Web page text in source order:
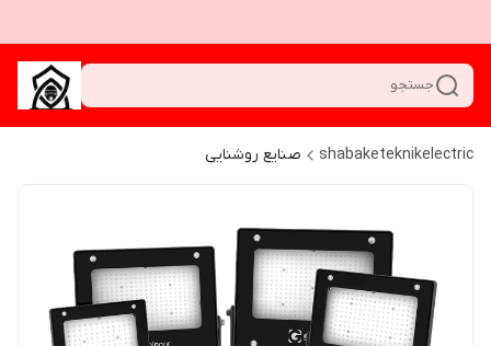
جستجو
shabaketeknikelectric صنایع روشنایی